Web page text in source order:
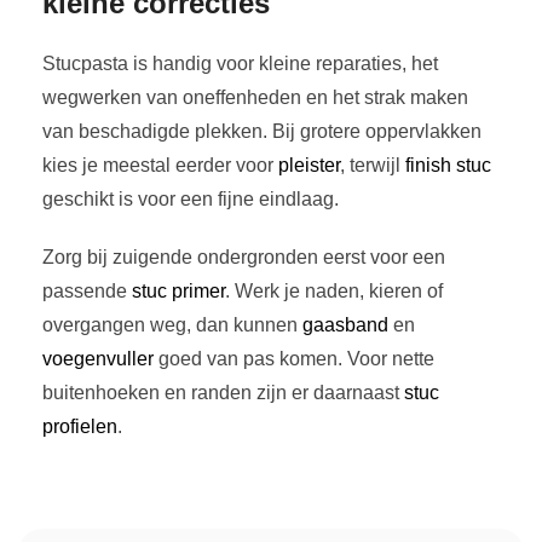
Een veelgebruikte keuze is bijvoorbeeld deknauf
stucpasta, die bekend staat om zijn soepele verwerking en
strakke eindresultaat.
Wanneer gebruik je stucpasta?
gebruiksgemak en een strak eindresultaat belangrijk zijn.
Het product wordt vooral gebruikt bij kleinere klussen en
afwerkingen waarbij geen dikke stuclaag nodig is.
Bijwerken van bestaande stuc- of pleisterlagen
Herstellen van scheurtjes en kleine beschadigingen
Stucpasta is handig voor kleine reparaties, het
wegwerken van oneffenheden en het strak maken
van beschadigde plekken. Bij grotere oppervlakken
kies je meestal eerder voor pleister, terwijl finish stuc
geschikt is voor een fijne eindlaag.
Zorg bij zuigende ondergronden eerst voor een
passende stuc primer. Werk je naden, kieren of
overgangen weg, dan kunnen gaasband en
voegenvuller goed van pas komen. Voor nette
buitenhoeken en randen zijn er daarnaaststuc
profielen.